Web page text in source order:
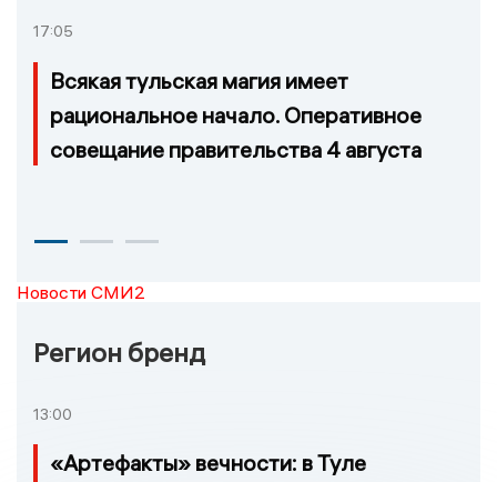
17:05
Всякая тульская магия имеет
рациональное начало. Оперативное
совещание правительства 4 августа
Новости СМИ2
Регион бренд
13:00
«Артефакты» вечности: в Туле